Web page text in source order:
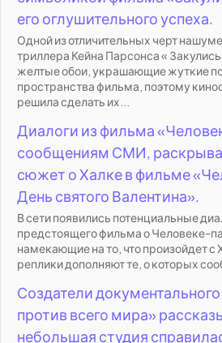
его оглушительного успеха.
Одной из отличительных черт
триллера Кейна Парсонса «
желтые обои, украшающие жуткие
пространства фильма, поэтому
решила сделать их...
Диалоги из фильма
сообщениям СМИ,
сюжет о Халке в фильме
День святого Валентина».
В сети появились потенциальные
предстоящего фильма о Человеке-
намекающие на то, что произойдет с
реплики дополняют те, о которых
Создатели
против всего мира»
небольшая студия